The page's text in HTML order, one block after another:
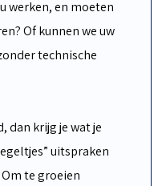
werken, en moeten
Of kunnen we uw
technische
dan krijg je wat je
uitspraken
te groeien